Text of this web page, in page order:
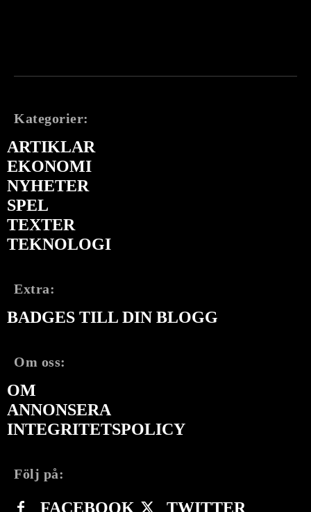
Kategorier:
ARTIKLAR
EKONOMI
NYHETER
SPEL
TEXTER
TEKNOLOGI
Extra:
BADGES TILL DIN BLOGG
Om oss:
OM
ANNONSERA
INTEGRITETSPOLICY
Följ på:
FACEBOOK TWITTER